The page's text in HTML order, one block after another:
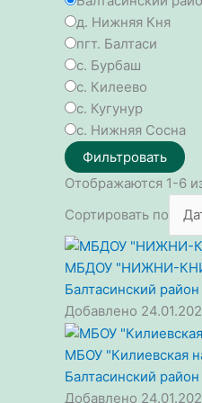
д. Нижняя Кня
пгт. Балтаси
с. Бурбаш
с. Килеево
с. Кугунур
с. Нижняя Сосна
Фильтровать
Отображаются 1-6
Сортировать по
МБДОУ "НИЖНИ-
Балтасинский район
Добавлено
МБОУ "Килиевская
Балтасинский район
Добавлено